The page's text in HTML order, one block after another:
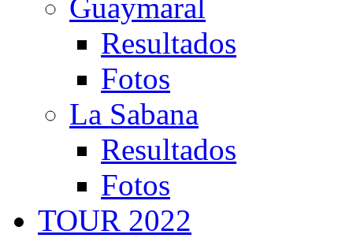
Guaymaral
Resultados
Fotos
La Sabana
Resultados
Fotos
TOUR 2022